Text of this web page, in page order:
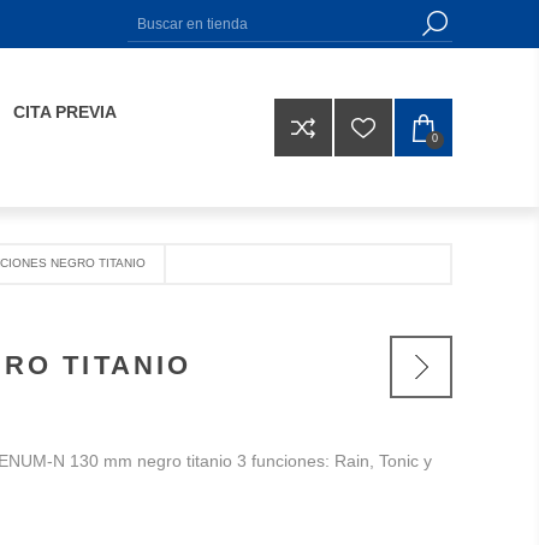
CITA PREVIA
0
NEGRO TITANIO
TITANIO
N 130 mm negro titanio 3 funciones: Rain, Tonic y